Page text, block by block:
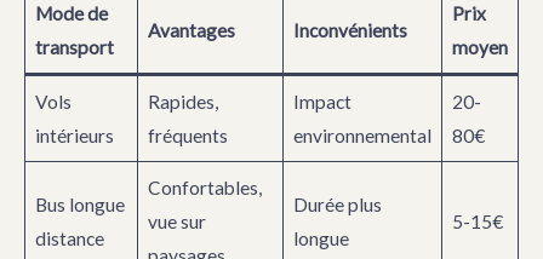
Mode de
transport
Avantages Inconvénients
Prix
moyen
Vols
intérieurs
Rapides,
fréquents
Impact
environnemental
20-
80€
Bus longue
distance
Confortables,
vue sur
Durée plus
longue
5-15€